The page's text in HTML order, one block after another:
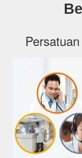
pagakeckalideres.org
pagakectebet.org
pagakecsetiabudi.org